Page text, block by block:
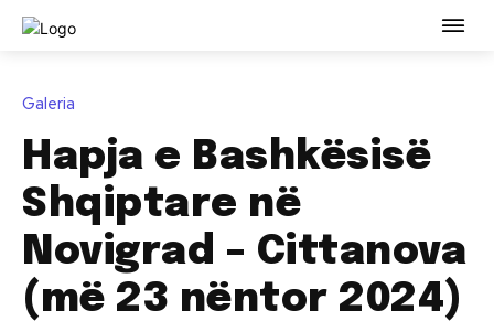
Galeria
Hapja e Bashkësisë
Shqiptare në
Novigrad – Cittanova
(më 23 nëntor 2024)